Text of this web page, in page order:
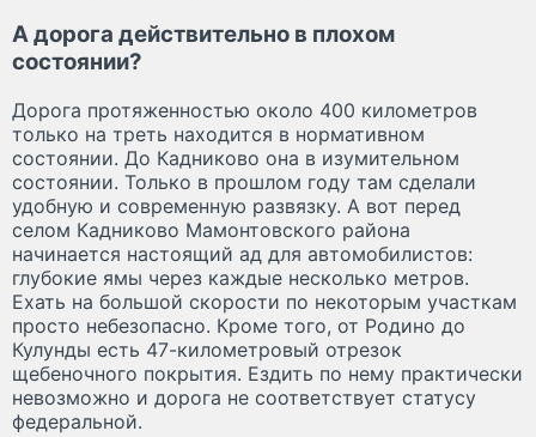
А дорога действительно в плохом
состоянии?
Дорога протяженностью около 400 километров
только на треть находится в нормативном
состоянии. До Кадниково она в изумительном
состоянии. Только в прошлом году там сделали
удобную и современную развязку. А вот перед
селом Кадниково Мамонтовского района
начинается настоящий ад для автомобилистов:
глубокие ямы через каждые несколько метров.
Ехать на большой скорости по некоторым участкам
просто небезопасно. Кроме того, от Родино до
Кулунды есть 47-километровый отрезок
щебеночного покрытия. Ездить по нему практически
невозможно и дорога не соответствует статусу
федеральной.